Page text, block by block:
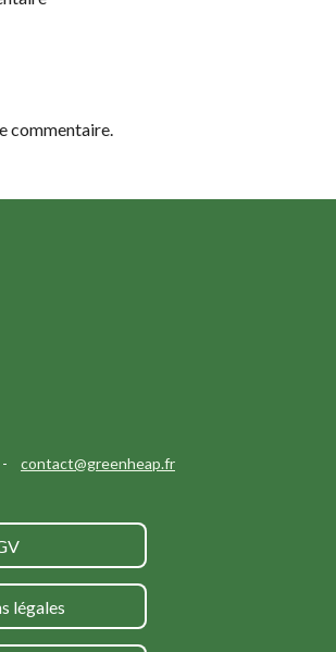
commentaire.
- contact@greenheap.fr
légales